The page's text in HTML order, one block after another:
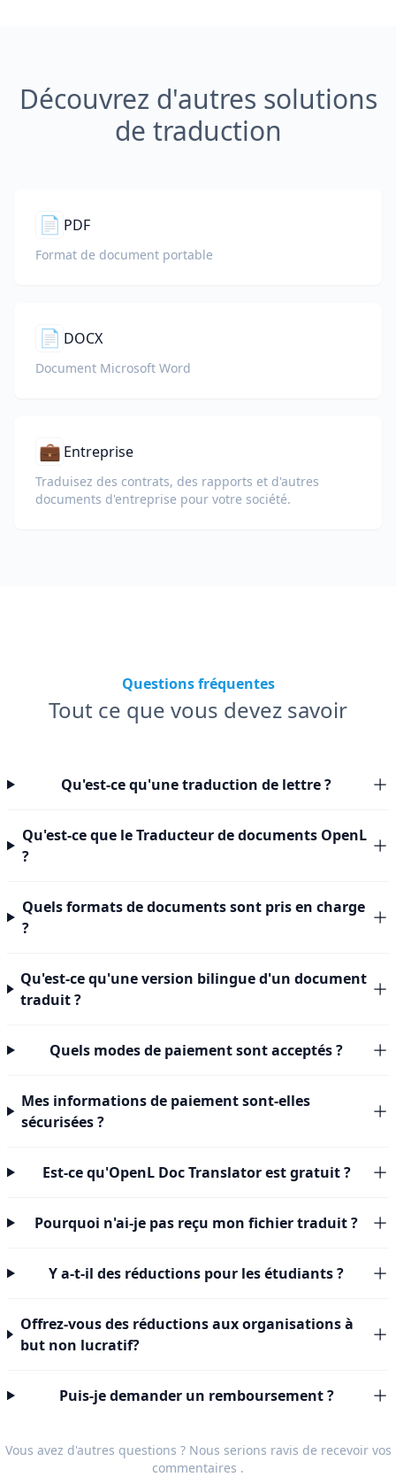
Découvrez d'autres solutions
de traduction
📄 PDF
Format de document portable
📄 DOCX
Document Microsoft Word
💼 Entreprise
Traduisez des contrats, des rapports et d'autres
documents d'entreprise pour votre société.
Questions fréquentes
Tout ce que vous devez savoir
Qu'est-ce qu'une traduction de lettre ?
Qu'est-ce que le Traducteur de documents OpenL
?
Quels formats de documents sont pris en charge
?
Qu'est-ce qu'une version bilingue d'un document
traduit ?
Quels modes de paiement sont acceptés ?
Mes informations de paiement sont-elles
sécurisées ?
Est-ce qu'OpenL Doc Translator est gratuit ?
Pourquoi n'ai-je pas reçu mon fichier traduit ?
Y a-t-il des réductions pour les étudiants ?
Offrez-vous des réductions aux organisations à
but non lucratif?
Puis-je demander un remboursement ?
Vous avez d'autres questions ? Nous serions ravis de recevoir vos
commentaires .